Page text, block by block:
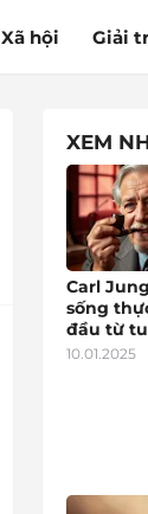
Xã hội Giải
XEM
Carl
sống
đầu từ
10.01.2025